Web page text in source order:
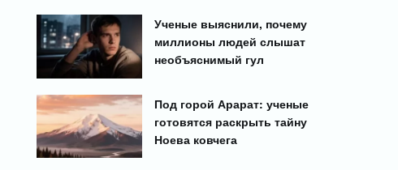
Ученые выяснили, почему
миллионы людей слышат
необъяснимый гул
Под горой Арарат: ученые
готовятся раскрыть тайну
Ноева ковчега